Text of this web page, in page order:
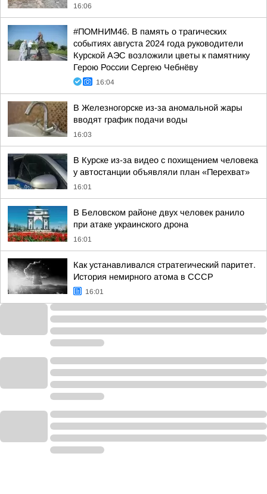
16:06
#ПОМНИМ46. В память о трагических
событиях августа 2024 года руководители
Курской АЭС возложили цветы к памятнику
Герою России Сергею Чебнёву
16:04
В Железногорске из-за аномальной жары
вводят график подачи воды
16:03
В Курске из-за видео с похищением человека
у автостанции объявляли план «Перехват»
16:01
В Беловском районе двух человек ранило
при атаке украинского дрона
16:01
Как устанавливался стратегический паритет.
История немирного атома в СССР
16:01